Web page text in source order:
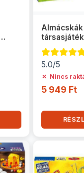
Almácskák
társasjáték
5.0/5
✗ Nincs
5 949 Ft